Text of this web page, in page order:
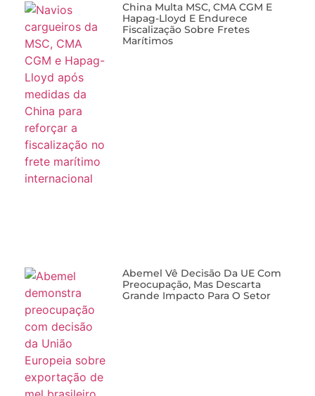
China Multa MSC, CMA CGM E
Hapag-Lloyd E Endurece
Fiscalização Sobre Fretes
Marítimos
Abemel Vê Decisão Da UE Com
Preocupação, Mas Descarta
Grande Impacto Para O Setor